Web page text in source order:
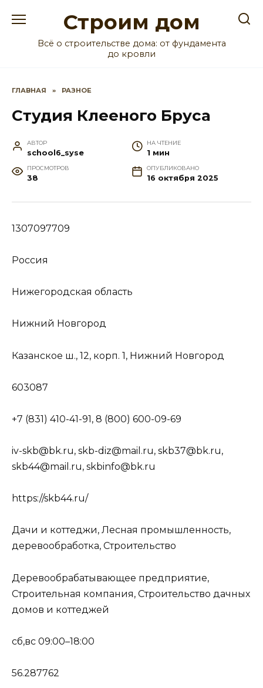
Строим дом
Всё о строительстве дома: от фундамента
до кровли
ГЛАВНАЯ » РАЗНОЕ
Студия Клееного Бруса
АВТОР
school6_syse
НА ЧТЕНИЕ
1 мин
ПРОСМОТРОВ
38
ОПУБЛИКОВАНО
16 октября 2025
1307097709
Россия
Нижегородская область
Нижний Новгород
Казанское ш., 12, корп. 1, Нижний Новгород
603087
+7 (831) 410-41-91, 8 (800) 600-09-69
iv-skb@bk.ru, skb-diz@mail.ru, skb37@bk.ru,
skb44@mail.ru, skbinfo@bk.ru
https://skb44.ru/
Дачи и коттеджи, Лесная промышленность,
деревообработка, Строительство
Деревообрабатывающее предприятие,
Строительная компания, Строительство дачных
домов и коттеджей
сб,вс 09:00–18:00
56.287762